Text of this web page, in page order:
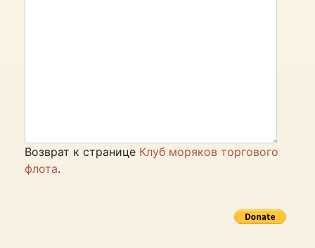
Возврат к странице Клуб моряков торгового
флота.